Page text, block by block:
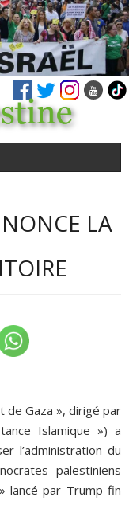
LA
de Gaza », dirigé par
Islamique ») a
l’administration du
palestiniens
lancé par Trump fin